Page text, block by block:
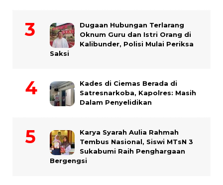
Dugaan Hubungan Terlarang
Oknum Guru dan Istri Orang di
Kalibunder, Polisi Mulai Periksa
Saksi
Kades di Ciemas Berada di
Satresnarkoba, Kapolres: Masih
Dalam Penyelidikan
Karya Syarah Aulia Rahmah
Tembus Nasional, Siswi MTsN 3
Sukabumi Raih Penghargaan
Bergengsi